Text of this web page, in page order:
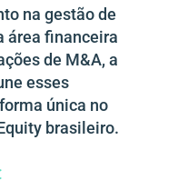
na gestão de
área financeira
de M&A, a
esses
única no
brasileiro.